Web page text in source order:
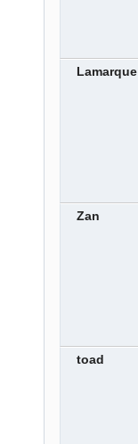
Lamarque
Zan
toad